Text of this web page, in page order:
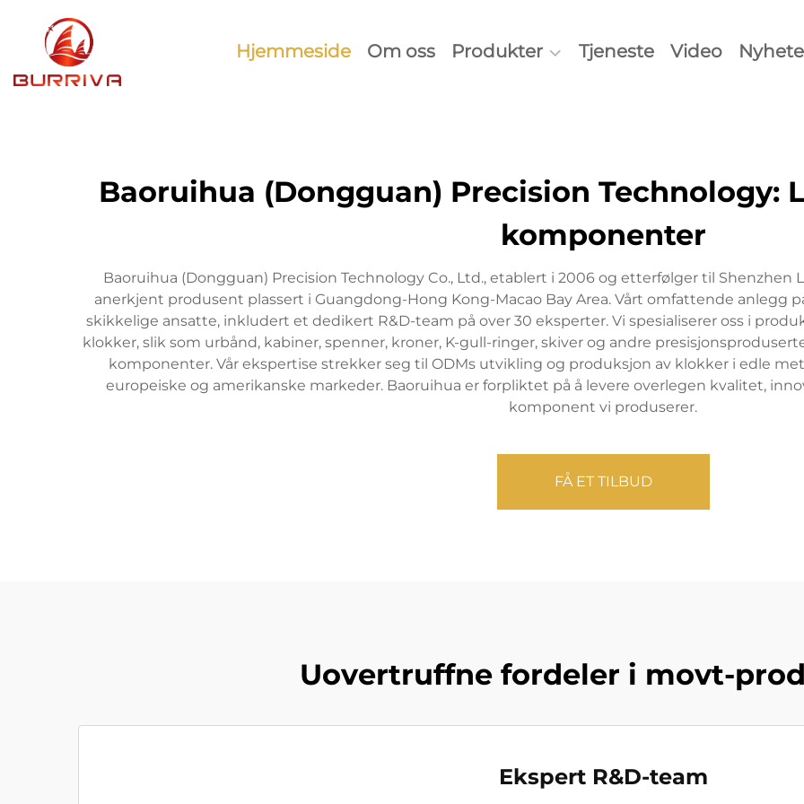
Hjemmeside Om oss Produkter Tjeneste Video
Baoruihua (Dongguan) Precision Technology:
komponenter
Baoruihua (Dongguan) Precision Technology Co., Ltd., etablert i 2006 og etterfølger til Shenzhen
anerkjent produsent plassert i Guangdong-Hong Kong-Macao Bay Area. Vårt omfattende anlegg
skikkelige ansatte, inkludert et dedikert R&D-team på over 30 eksperter. Vi spesialiserer oss i
klokker, slik som urbånd, kabiner, spenner, kroner, K-gull-ringer, skiver og andre
komponenter. Vår ekspertise strekker seg til ODMs utvikling og produksjon av klokker i edle
europeiske og amerikanske markeder. Baoruihua er forpliktet på å levere overlegen kvalitet,
komponent vi produserer.
FÅ ET TILBUD
Uovertruffne fordeler i movt-
Ekspert R&D-team